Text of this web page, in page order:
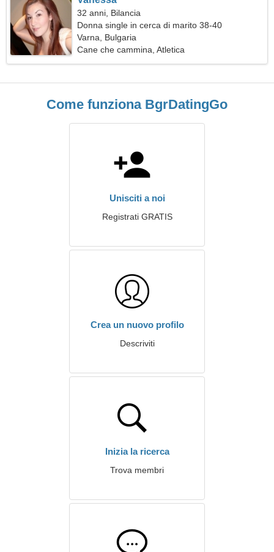
32 anni, Bilancia
Donna single in cerca di marito 38-40
Varna, Bulgaria
Cane che cammina, Atletica
Come funziona BgrDatingGo
Unisciti a noi
Registrati GRATIS
Crea un nuovo profilo
Descriviti
Inizia la ricerca
Trova membri